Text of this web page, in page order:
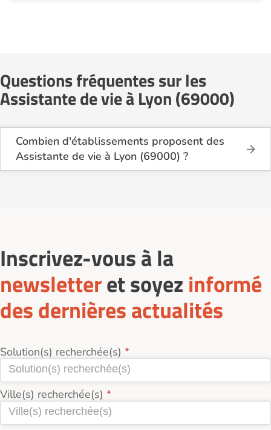
Questions fréquentes sur les
Assistante de vie à Lyon (69000)
Combien d'établissements proposent des
Assistante de vie à Lyon (69000) ?
Sur le site Logement-seniors.com, on recense
Inscrivez-vous à la
newsletteret soyez informé
des dernières actualités
Solution(s) recherchée(s)
Ville(s) recherchée(s)